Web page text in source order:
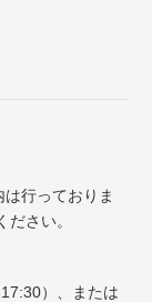
行っておりま
ださい。
）、または